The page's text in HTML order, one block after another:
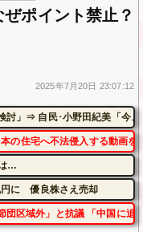
ポイント禁止？
2025年7月20日 23:07:12
討」⇒ 自民･小野田紀美「今
の住宅へ不法侵入する動画を
…
円に 優良株さえ売却
区域外」と抗議 「中国に追